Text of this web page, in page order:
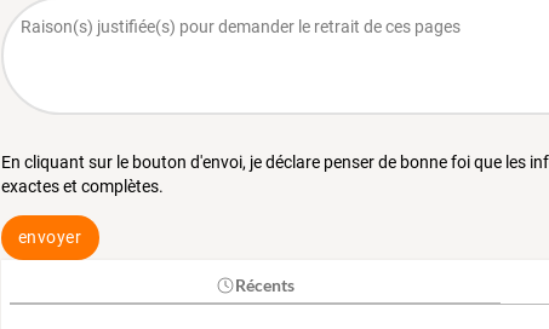
En cliquant sur le bouton d'envoi, je déclare penser de bonne foi que
exactes et complètes.
envoyer
Récents